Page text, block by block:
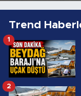
Trend
1
2